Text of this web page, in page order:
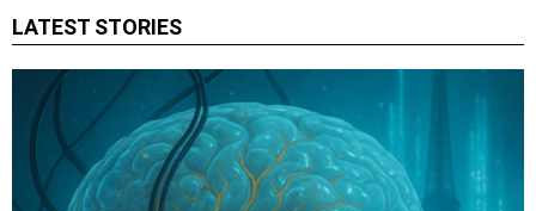
LATEST STORIES